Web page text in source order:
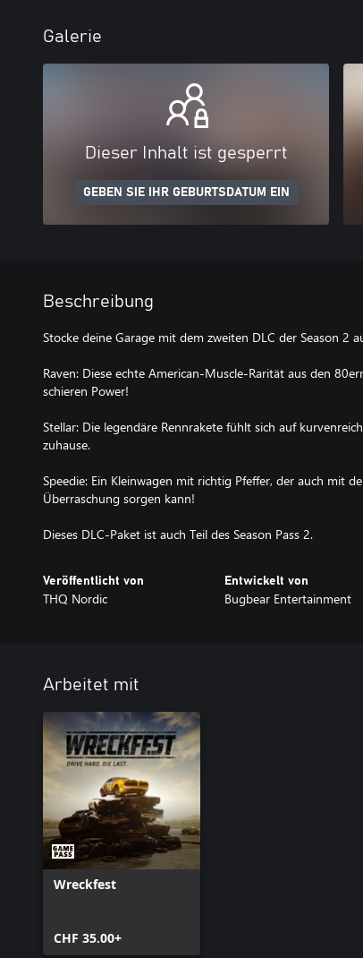
Galerie
Dieser Inhalt ist gesperrt
GEBEN SIE IHR GEBURTSDATUM EIN
Beschreibung
Stocke deine Garage mit dem zweiten DLC der Season 2
Raven: Diese echte American-Muscle-Rarität aus den
schieren Power!
Stellar: Die legendäre Rennrakete fühlt sich auf
zuhause.
Speedie: Ein Kleinwagen mit richtig Pfeffer, der auch mit
Überraschung sorgen kann!
Dieses DLC-Paket ist auch Teil des Season Pass 2.
Veröffentlicht von
THQ Nordic
Entwickelt von
Bugbear Entertainment
Arbeitet mit
Wreckfest
CHF 35.00+